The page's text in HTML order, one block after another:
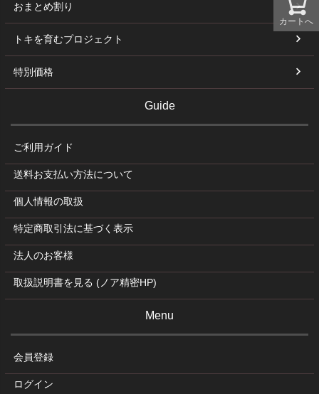
カートへ
おまとめ割り
トキを育むプロジェクト
特別価格
Guide
ご利用ガイド
送料お支払い方法について
個人情報の取扱
特定商取引法に基づく表示
法人のお客様
取扱説明書を見る (ノア精密HP)
Menu
会員登録
ログイン